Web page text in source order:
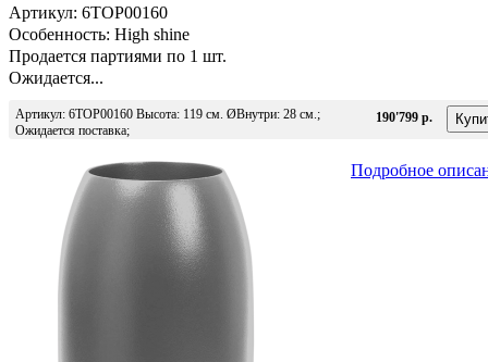
Артикул: 6TOP00160
Особенность: High shine
Продается партиями по 1 шт.
Ожидается...
Артикул: 6TOP00160 Высота: 119 см. ØВнутри: 28 см.;
Ожидается поставка;
190'799 р.
Подробное